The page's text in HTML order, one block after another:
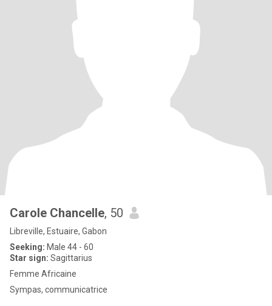
Carole Chancelle, 50
Libreville, Estuaire, Gabon
Seeking: Male 44 - 60
Star sign: Sagittarius
Femme Africaine
Sympas, communicatrice